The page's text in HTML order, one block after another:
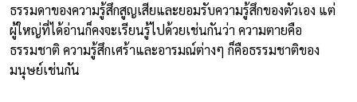
ธรรมดาของความรู้สึกสูญเสียและยอมรับความรู้สึกของตัวเอง แต่
ผู้ใหญ่ที่ได้อ่านก็คงจะเรียนรู้ไปด้วยเช่นกันว่า ความตายคือ
ธรรมชาติ ความรู้สึกเศร้าและอารมณ์ต่างๆ ก็คือธรรมชาติของ
มนุษย์เช่นกัน